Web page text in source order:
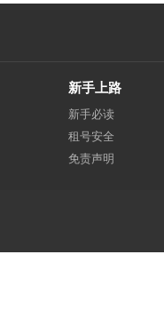
新手上路
新手必读
租号安全
免责声明